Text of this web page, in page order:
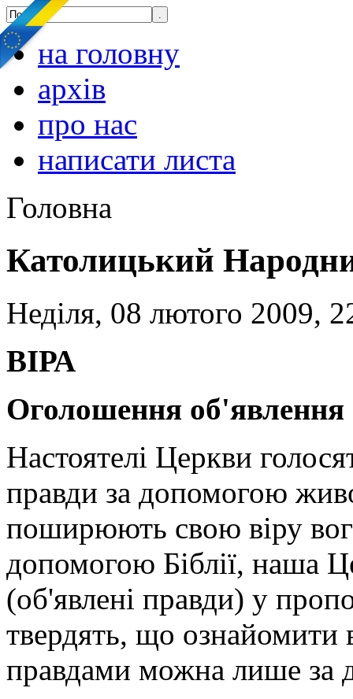
на головну
архів
про нас
написати листа
Головна
Католицький
Неділя, 08 лютого 2009,
ВІРА
Оголошення об'явлення
Настоятелі Церкви
правди за допомогою
поширюють свою віру
допомогою Біблії, наша
(об'явлені правди) у
твердять, що ознайомити
правдами можна лише за